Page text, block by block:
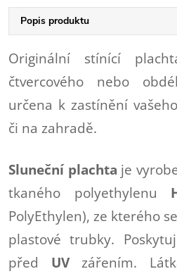
Popis produktu
Originální stínící
čtvercového nebo
určena k zastínění
či na zahradě.
Sluneční plachta je
tkaného polyethylenu
PolyEthylen), ze kterého
plastové trubky.
před UVzářením.